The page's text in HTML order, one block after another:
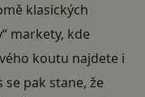
klasických
markety, kde
koutu najdete i
se pak stane, že